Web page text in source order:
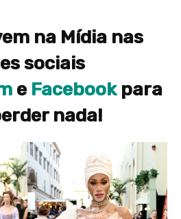
na Mídia nas
sociais
e Facebookpara
nada!